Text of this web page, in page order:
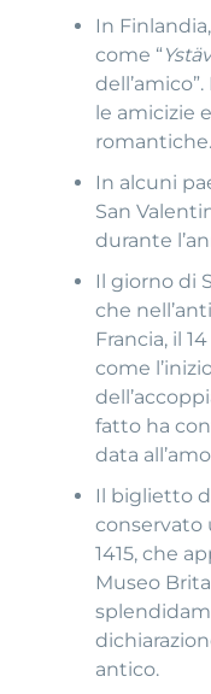
In
come “ Y
le amicizie
romantiche.
In alcuni
San
durante
Il giorno di
che
Francia, il
come
fatto ha
data
Il biglietto
conservato
1415, che
Museo
antico.